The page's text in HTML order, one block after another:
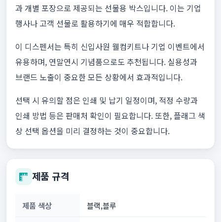
과 개별 포장으로 제공되는 선물용 박스입니다. 이는 기업
행사나 고객 선물로 활용하기에 매우 적합합니다.
이 디스펜서는 특히 신입사원 웰컴키트나 기업 이벤트에서
유용하며, 연말연시 기념품으로도 추천됩니다. 실용성과
브랜드 노출이 중요한 모든 상황에서 효과적입니다.
선택 시 유의할 점은 인쇄 및 납기 일정이며, 적정 수량과
인쇄 방법 등은 판매처 확인이 필요합니다. 또한, 플래그 색
상 선택 옵션을 미리 결정하는 것이 중요합니다.
제품 규격
제품 색상 블랙,블루